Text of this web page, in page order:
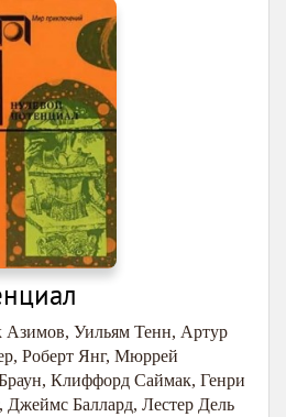
Азимов, Уильям Тенн, Артур
, Роберт Янг, Мюррей
, Клиффорд Саймак, Генри
, Джеймс Баллард, Лестер Дель